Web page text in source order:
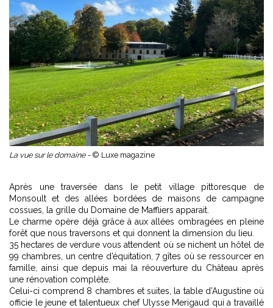
La vue sur le domaine - © Luxe magazine
Après une traversée dans le petit village pittoresque de
Monsoult et des allées bordées de maisons de campagne
cossues, la grille du Domaine de Maffliers apparait.
Le charme opère déjà grâce à aux allées ombragées en pleine
forêt que nous traversons et qui donnent la dimension du lieu.
35 hectares de verdure vous attendent où se nichent un hôtel de
99 chambres, un centre d’équitation, 7 gîtes où se ressourcer en
famille, ainsi que depuis mai la réouverture du Château après
une rénovation complète.
Celui-ci comprend 8 chambres et suites, la table d’Augustine où
officie le jeune et talentueux chef Ulysse Merigaud qui a travaillé